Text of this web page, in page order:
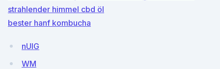
strahlender himmel cbd öl
bester hanf kombucha
nUlG
WM